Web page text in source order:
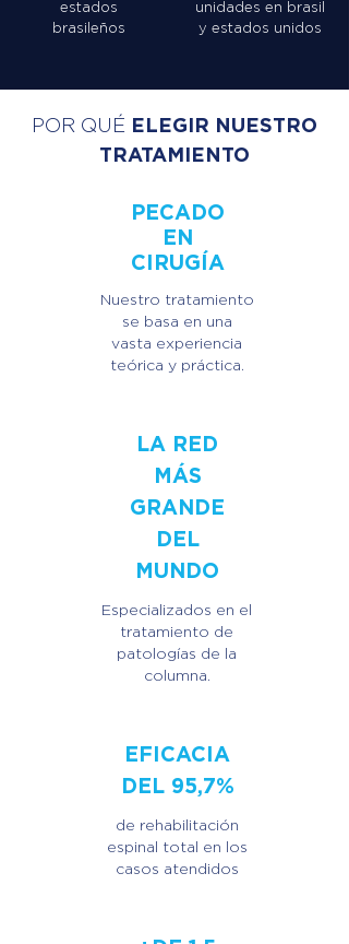
estados
brasileños
unidades en brasil
y estados unidos
POR QUÉ ELEGIR NUESTRO
TRATAMIENTO
PECADO
EN
CIRUGÍA
Nuestro tratamiento
se basa en una
vasta experiencia
teórica y práctica.
LA RED
MÁS
GRANDE
DEL
MUNDO
Especializados en el
tratamiento de
patologías de la
columna.
EFICACIA
DEL 95,7%
de rehabilitación
espinal total en los
casos atendidos